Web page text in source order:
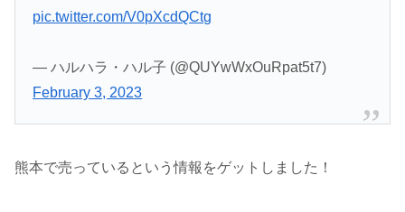
pic.twitter.com/V0pXcdQCtg
— ハルハラ・ハル子 (@QUYwWxOuRpat5t7)
February 3, 2023
熊本で売っているという情報をゲットしました！